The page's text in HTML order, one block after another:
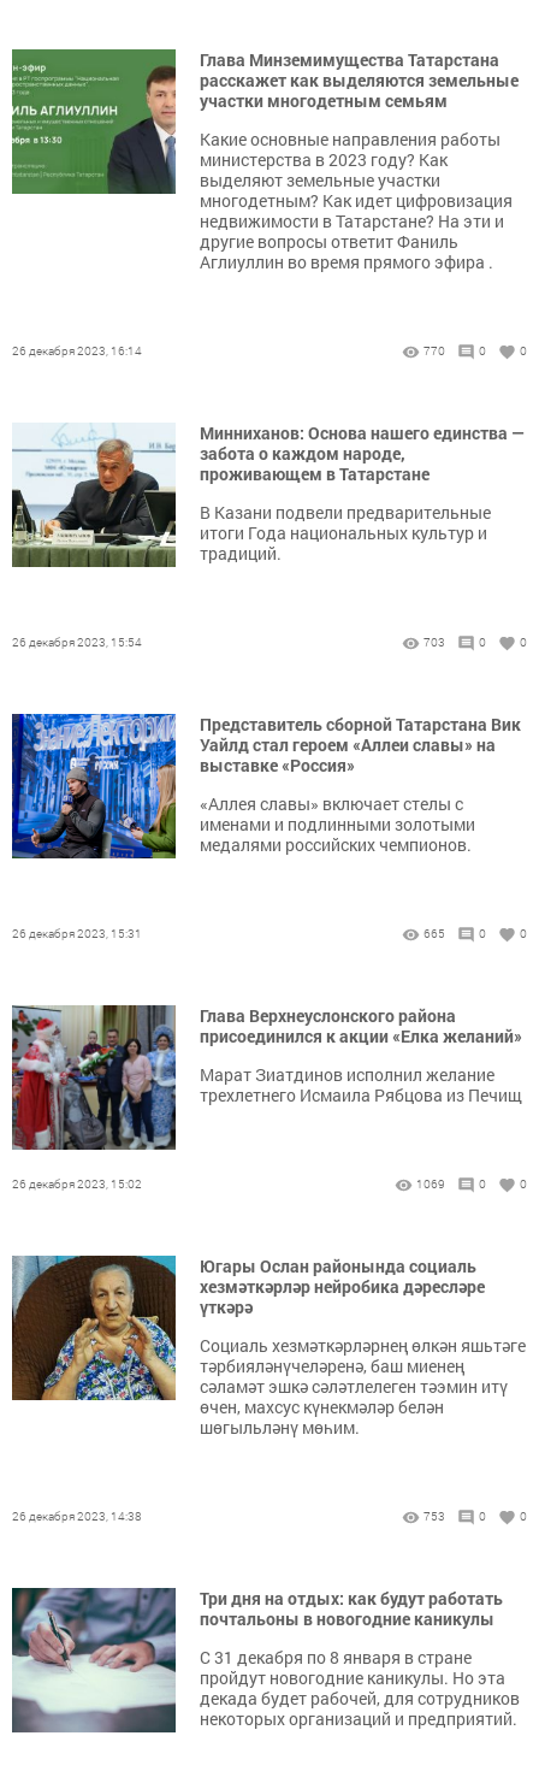
Глава Минземимущества Татарстана
расскажет как выделяются земельные
участки многодетным семьям
Какие основные направления работы
министерства в 2023 году? Как
выделяют земельные участки
многодетным? Как идет цифровизация
недвижимости в Татарстане? На эти и
другие вопросы ответит Фаниль
Аглиуллин во время прямого эфира .
26 декабря 2023, 16:14 770 0 0
Минниханов: Основа нашего единства —
забота о каждом народе,
проживающем в Татарстане
В Казани подвели предварительные
итоги Года национальных культур и
традиций.
26 декабря 2023, 15:54 703 0 0
Представитель сборной Татарстана Вик
Уайлд стал героем «Аллеи славы» на
выставке «Россия»
«Аллея славы» включает стелы с
именами и подлинными золотыми
медалями российских чемпионов.
26 декабря 2023, 15:31 665 0 0
Глава Верхнеуслонского района
присоединился к акции «Елка желаний»
Марат Зиатдинов исполнил желание
трехлетнего Исмаила Рябцова из Печищ
26 декабря 2023, 15:02 1069 0 0
Югары Ослан районында социаль
хезмәткәрләр нейробика дәресләре
үткәрә
Социаль хезмәткәрләрнең өлкән яшьтәге
тәрбияләнүчеләренә, баш миенең
сәламәт эшкә сәләтлелеген тәэмин итү
өчен, махсус күнекмәләр белән
шөгыльләнү мөһим.
26 декабря 2023, 14:38 753 0 0
Три дня на отдых: как будут работать
почтальоны в новогодние каникулы
С 31 декабря по 8 января в стране
пройдут новогодние каникулы. Но эта
декада будет рабочей, для сотрудников
некоторых организаций и предприятий.